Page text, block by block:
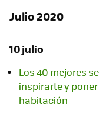
Julio 2020
10 julio
Los 40 mejores
inspirarte y
habitación